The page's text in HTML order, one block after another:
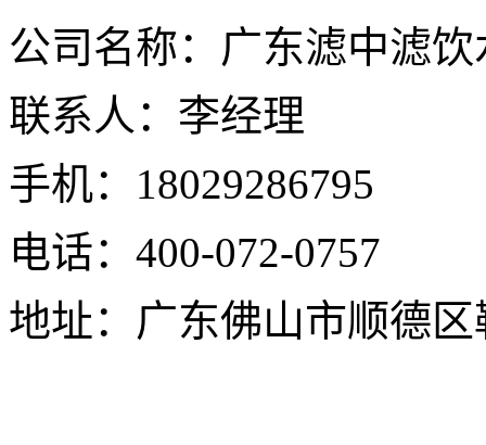
公司名称：广东滤中滤
联系人：李经理
手机：18029286795
电话：400-072-0757
地址：广东佛山市顺德